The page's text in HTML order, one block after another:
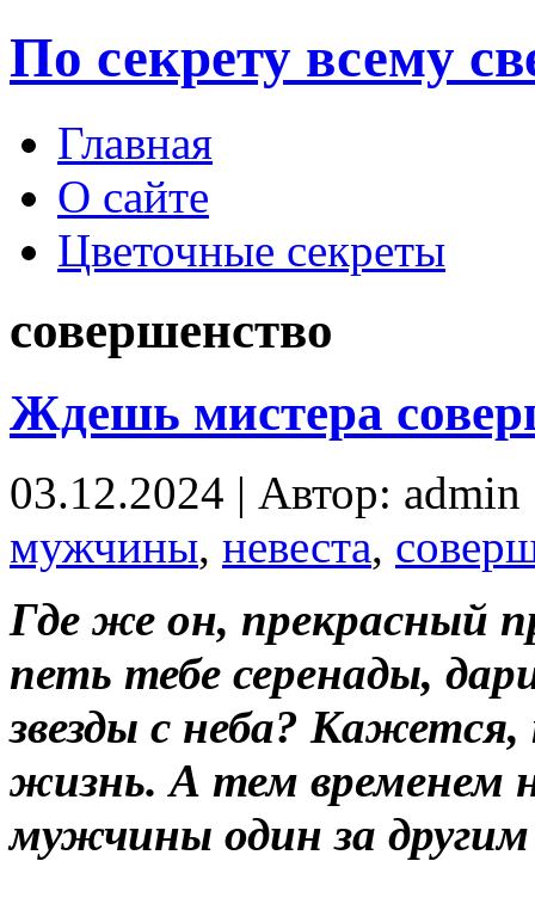
По секрету всему
Главная
О сайте
Цветочные секреты
совершенство
Ждешь мистера
03.12.2024 | Автор:
мужчины, невеста,
Где же он, прекрасный
петь тебе серенады,
звезды с неба?
жизнь. А тем временем
мужчины один за